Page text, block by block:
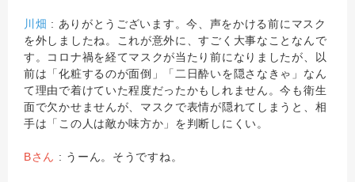
川畑 : ありがとうございます。今、声をかける前にマスク
を外しましたね。これが意外に、すごく大事なことなんで
す。コロナ禍を経てマスクが当たり前になりましたが、以
前は「化粧するのが面倒」「二日酔いを隠さなきゃ」なん
て理由で着けていた程度だったかもしれません。今も衛生
面で欠かせませんが、マスクで表情が隠れてしまうと、相
手は「この人は敵か味方か」を判断しにくい。
Bさん : うーん。そうですね。